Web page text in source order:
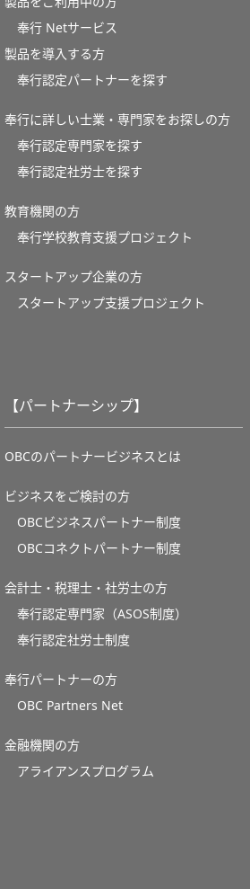
奉行 Netサービス
製品を導入する方
奉行認定パートナーを探す
奉行に詳しい士業・専門家をお探しの方
奉行認定専門家を探す
奉行認定社労士を探す
教育機関の方
奉⾏学校教育⽀援プロジェクト
スタートアップ企業の方
スタートアップ支援プロジェクト
【パートナーシップ】
OBCのパートナービジネスとは
ビジネスをご検討の方
OBCビジネスパートナー制度
OBCコネクトパートナー制度
会計士・税理士・社労士の方
奉行認定専門家（ASOS制度）
奉行認定社労士制度
奉行パートナーの方
OBC Partners Net
金融機関の方
アライアンスプログラム